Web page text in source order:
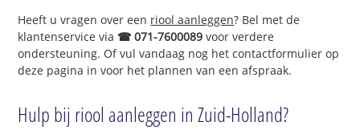
Heeft u vragen over een riool aanleggen? Bel met de
klantenservice via ☎ 071-7600089 voor verdere
ondersteuning. Of vul vandaag nog het contactformulier op
deze pagina in voor het plannen van een afspraak.
Hulp bij riool aanleggen in Zuid-Holland?